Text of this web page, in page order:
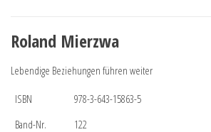
Roland Mierzwa
Lebendige Beziehungen führen weiter
ISBN
978-3-643-15863-5
Band-Nr.
122